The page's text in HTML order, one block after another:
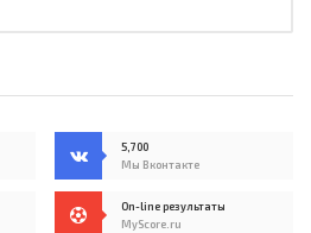
5,700
Мы Вконтакте
On-line результаты
MyScore.ru